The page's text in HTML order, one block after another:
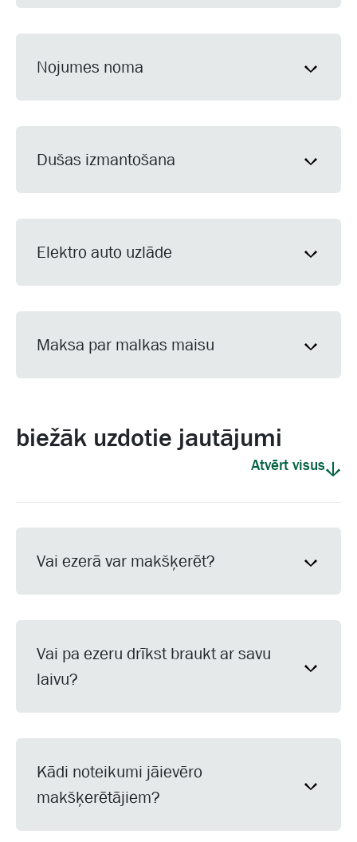
Nojumes noma
Dušas izmantošana
Elektro auto uzlāde
Maksa par malkas maisu
biežāk uzdotie jautājumi
Atvērt visus
Vai ezerā var makšķerēt?
Vai pa ezeru drīkst braukt ar savu
laivu?
Kādi noteikumi jāievēro
makšķerētājiem?